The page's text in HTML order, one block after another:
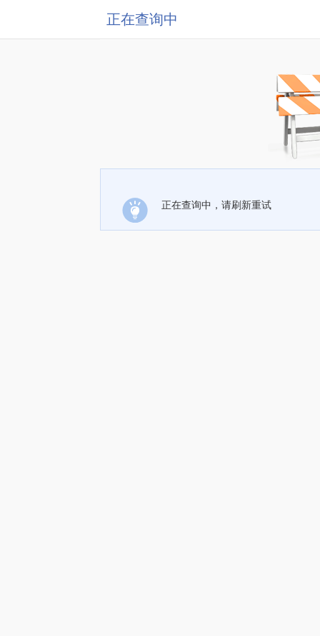
正在查询中
正在查询中，请刷新重试